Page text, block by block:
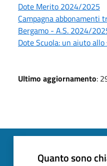
Dote Merito 2024/2025
Campagna abbonamenti
Bergamo - A.S. 2024/
Dote Scuola: un aiuto
Ultimo aggiornamento:
Quanto sono